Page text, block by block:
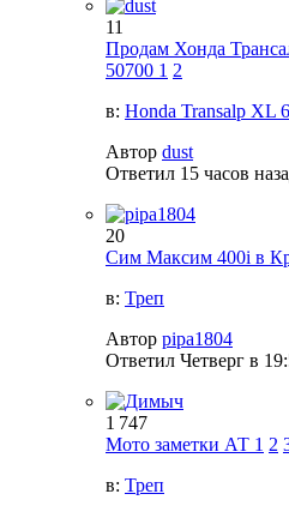
11
Продам Хонда
50700 1 2
в: Honda Transalp XL
Автор dust
Ответил 15 часов
20
Сим Максим 400i в
в: Треп
Автор pipa1804
Ответил Четверг в
1 747
Мото заметки АТ 1 2
в: Треп